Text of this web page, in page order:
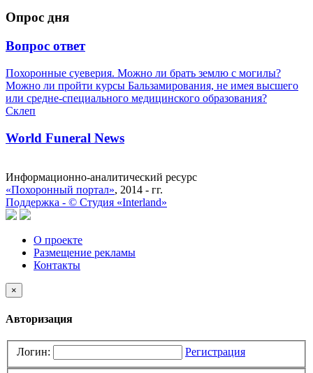
Опрос дня
Вопрос ответ
Похоронные суеверия. Можно ли брать землю с могилы?
Можно ли пройти курсы Бальзамирования, не имея высшего
или средне-специального медицинского образования?
Склеп
World Funeral News
Информационно-аналитический ресурс
«Похоронный портал», 2014 - гг.
Поддержка - © Cтудия «Interland»
О проекте
Размещение рекламы
Контакты
×
Авторизация
Логин: Регистрация